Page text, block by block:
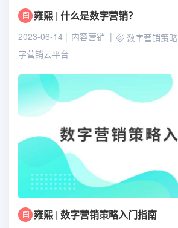
雍熙 | 什么是数字营销？
2023-06-14 内容营销 数字营销策略
字营销云平台
雍熙 | 数字营销策略入门指南